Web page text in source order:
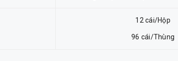
12 cái/Hộp
96 cái/Thùng